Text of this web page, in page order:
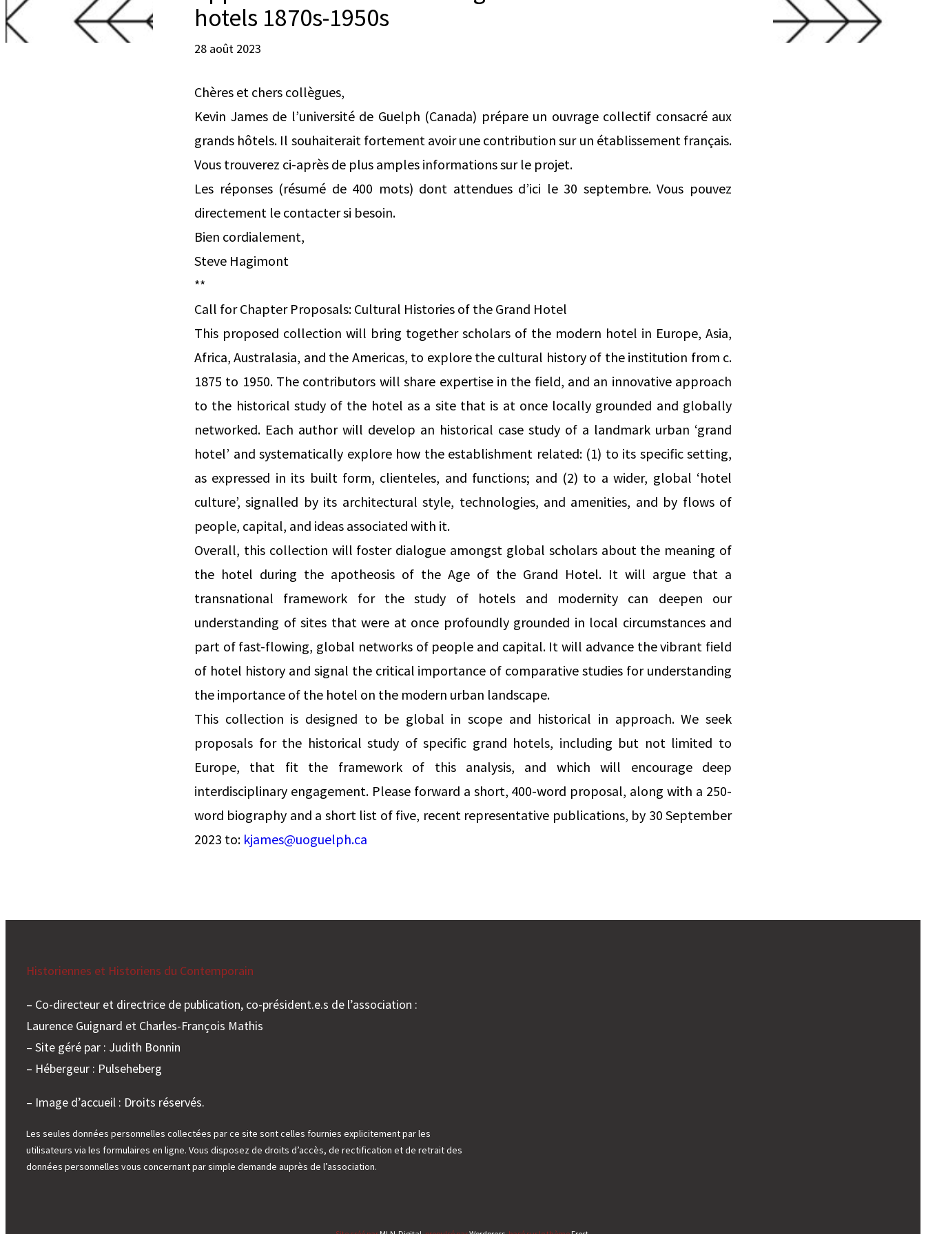
hotels 1870s-1950s
28 août 2023
Chères et chers collègues,
Kevin James de l’université de Guelph (Canada) prépare un ouvrage collectif consacré aux
grands hôtels. Il souhaiterait fortement avoir une contribution sur un établissement français.
Vous trouverez ci-après de plus amples informations sur le projet.
Les réponses (résumé de 400 mots) dont attendues d’ici le 30 septembre. Vous pouvez
directement le contacter si besoin.
Bien cordialement,
Steve Hagimont
**
Call for Chapter Proposals: Cultural Histories of the Grand Hotel
This proposed collection will bring together scholars of the modern hotel in Europe, Asia,
Africa, Australasia, and the Americas, to explore the cultural history of the institution from c.
1875 to 1950. The contributors will share expertise in the field, and an innovative approach
to the historical study of the hotel as a site that is at once locally grounded and globally
networked. Each author will develop an historical case study of a landmark urban ‘grand
hotel’ and systematically explore how the establishment related: (1) to its specific setting,
as expressed in its built form, clienteles, and functions; and (2) to a wider, global ‘hotel
culture’, signalled by its architectural style, technologies, and amenities, and by flows of
people, capital, and ideas associated with it.
Overall, this collection will foster dialogue amongst global scholars about the meaning of
the hotel during the apotheosis of the Age of the Grand Hotel. It will argue that a
transnational framework for the study of hotels and modernity can deepen our
understanding of sites that were at once profoundly grounded in local circumstances and
part of fast-flowing, global networks of people and capital. It will advance the vibrant field
of hotel history and signal the critical importance of comparative studies for understanding
the importance of the hotel on the modern urban landscape.
This collection is designed to be global in scope and historical in approach. We seek
proposals for the historical study of specific grand hotels, including but not limited to
Europe, that fit the framework of this analysis, and which will encourage deep
interdisciplinary engagement. Please forward a short, 400-word proposal, along with a 250-
word biography and a short list of five, recent representative publications, by 30 September
2023 to: kjames@uoguelph.ca
Historiennes et Historiens du Contemporain
– Co-directeur et directrice de publication, co-président.e.s de l’association :
Laurence Guignard et Charles-François Mathis
– Site géré par : Judith Bonnin
– Hébergeur : Pulseheberg
– Image d’accueil : Droits réservés.
Les seules données personnelles collectées par ce site sont celles fournies explicitement par les
utilisateurs via les formulaires en ligne. Vous disposez de droits d’accès, de rectification et de retrait des
données personnelles vous concernant par simple demande auprès de l’association.